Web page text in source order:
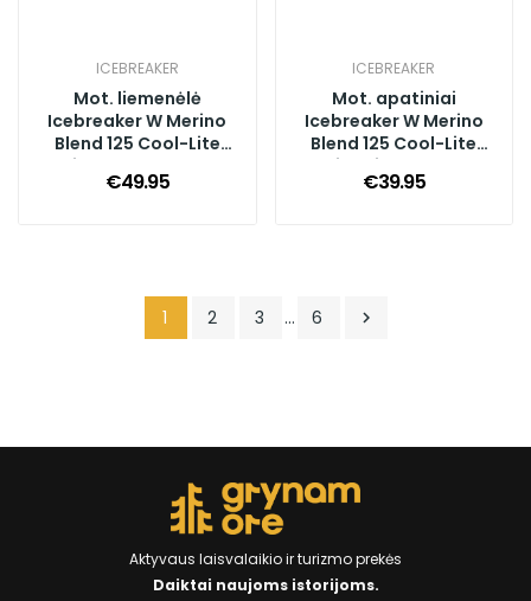
ICEBREAKER
Mot. liemenėlė
Icebreaker W Merino
Blend 125 Cool-Lite
Sprite Racerback Bra,
Black
€49.95
ICEBREAKER
Mot. apatiniai
Icebreaker W Merino
Blend 125 Cool-Lite
Sprite Hipster, Black
€39.95
1 2 3 … 6 
Aktyvaus laisvalaikio ir turizmo prekės
Daiktai naujoms istorijoms.